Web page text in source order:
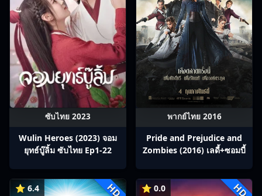
ซับไทย 2023
Wulin Heroes (2023) จอม
ยุทธ์บู๊ลิ้ม ซับไทย Ep1-22
พากย์ไทย 2016
Pride and Prejudice and
Zombies (2016) เลดี้+ซอมบี้
⭐ 6.4 HD ⭐ 0.0 HD